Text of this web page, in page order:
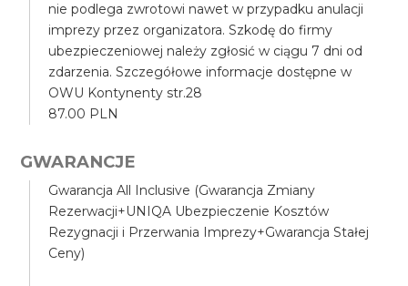
nie podlega zwrotowi nawet w przypadku anulacji
imprezy przez organizatora. Szkodę do firmy
ubezpieczeniowej należy zgłosić w ciągu 7 dni od
zdarzenia. Szczegółowe informacje dostępne w
OWU Kontynenty str.28
87.00 PLN
GWARANCJE
Gwarancja All Inclusive (Gwarancja Zmiany
Rezerwacji+UNIQA Ubezpieczenie Kosztów
Rezygnacji i Przerwania Imprezy+Gwarancja Stałej
Ceny)